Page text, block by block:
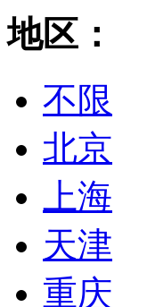
地区：
不限
北京
上海
天津
重庆